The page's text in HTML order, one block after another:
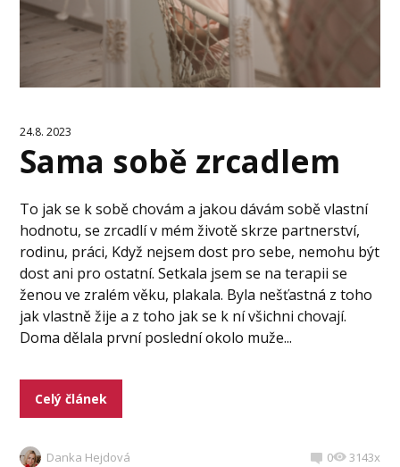
24.8. 2023
Sama sobě zrcadlem
To jak se k sobě chovám a jakou dávám sobě vlastní
hodnotu, se zrcadlí v mém životě skrze partnerství,
rodinu, práci, Když nejsem dost pro sebe, nemohu být
dost ani pro ostatní. Setkala jsem se na terapii se
ženou ve zralém věku, plakala. Byla nešťastná z toho
jak vlastně žije a z toho jak se k ní všichni chovají.
Doma dělala první poslední okolo muže...
Celý článek
Danka Hejdová 0 3143x